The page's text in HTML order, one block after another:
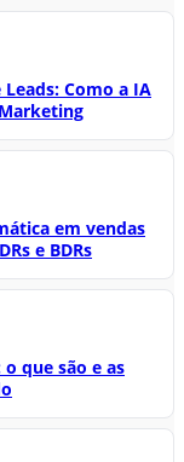
Leads: Como a IA
em vendas
e BDRs
que são e as